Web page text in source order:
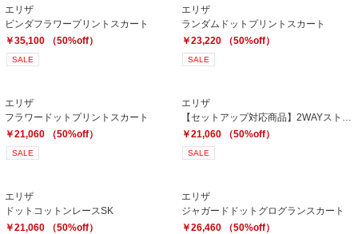
エリザ
ビンダフラワープリントスカート
￥35,100 （50%off）
SALE
エリザ
ランダムドットプリントスカート
￥23,220 （50%off）
SALE
エリザ
フラワードットプリントスカート
￥21,060 （50%off）
SALE
エリザ
￥21,060 （50%off）
SALE
エリザ
ドットコットンレースSK
￥21,060 （50%off）
エリザ
ジャガードドットグログランスカート
￥26,460 （50%off）